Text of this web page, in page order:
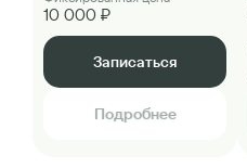
10 000 ₽
Записаться
Подробнее